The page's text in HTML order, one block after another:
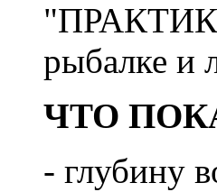
"ПРАКТИК
рыбалке и
ЧТО
- глубину